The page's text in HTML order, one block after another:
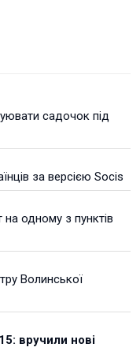
садочок під
за версією Socis
одному з пунктів
Волинської
вручили нові